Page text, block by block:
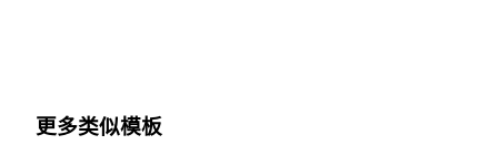
更多类似模板